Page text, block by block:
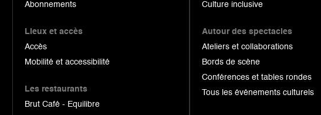
Abonnements
Lieux et accès
Accès
Mobilité et accessibilité
Les restaurants
Brut Café - Equilibre
Culture inclusive
Autour des spectacles
Ateliers et collaborations
Bords de scène
Conférences et tables rondes
Tous les événements culturels